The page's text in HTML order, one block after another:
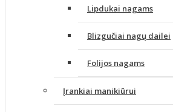
Lipdukai nagams
Blizgučiai nagų dailei
Folijos nagams
Įrankiai manikiūrui